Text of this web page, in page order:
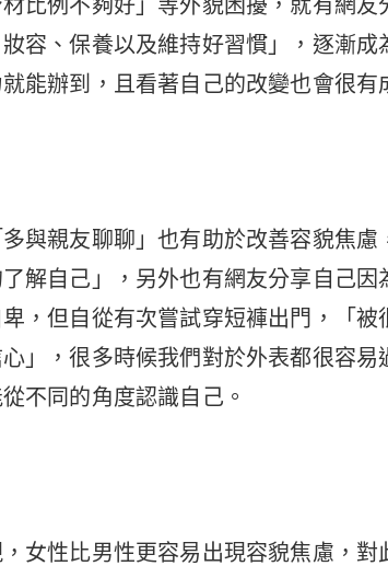
比例不夠好」等外貌困擾，就有網友
容、保養以及維持好習慣」，逐漸成
能辦到，且看著自己的改變也會很有
與親友聊聊」也有助於改善容貌焦慮
解自己」，另外也有網友分享自己因
，但自從有次嘗試穿短褲出門，「被
」，很多時候我們對於外表都很容易
不同的角度認識自己。
女性比男性更容易出現容貌焦慮，對